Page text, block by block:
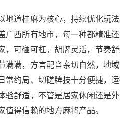
地道桂麻为核心，持续优化玩
广西所有地市，每一种都精准
，可碰可杠，胡牌灵活，节奏
满满，方言配音亲切自然，地
常约局、切磋牌技十分便捷，
验舒适，不管是居家休闲还是
值得信赖的地方麻将产品。